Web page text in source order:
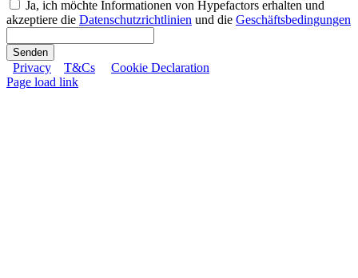
Ja, ich möchte Informationen von Hypefactors erhalten und
akzeptiere die Datenschutzrichtlinien und die Geschäftsbedingungen
Senden
Privacy T&Cs
Cookie Declaration
Page load link